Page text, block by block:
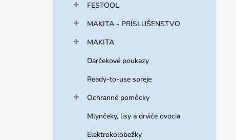
FESTOOL
MAKITA - PRÍSLUŠENSTVO
MAKITA
Darčekové poukazy
Ready-to-use spreje
Ochranné pomôcky
Mlynčeky, lisy a drviče ovocia
Elektrokolobežky